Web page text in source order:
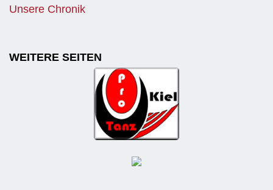
Unsere Chronik
WEITERE SEITEN